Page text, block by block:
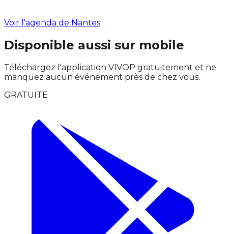
Voir l'agenda de Nantes
Disponible aussi sur mobile
Téléchargez l'application VIVOP gratuitement et ne
manquez aucun événement près de chez vous.
GRATUITE